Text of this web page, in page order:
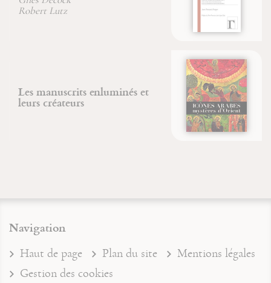
Iconos árabes, misterios de
Navigation
Haut de page Plan du site
Mentions légales
Gestion des cookies